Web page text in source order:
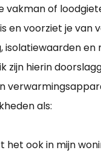
vakman of
en voorziet je van
isolatiewaarden en
zijn hierin
als:
het ook in mijn